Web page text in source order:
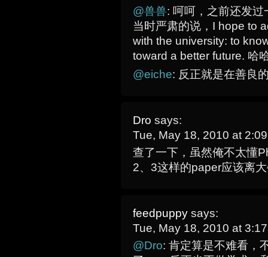
@兽兽: 呵呵，之前还发
当时严肃的说，I hope to
with the university: to
toward a better future. 哈
@eiche: 反正就是在善良
Dro says:
Tue, May 18, 2010 at
查了一下，虽然俺不太懂
2、3这样的paper应该离
feedpuppy says:
Tue, May 18, 2010 at
@Dro: 肯定算是不难看，